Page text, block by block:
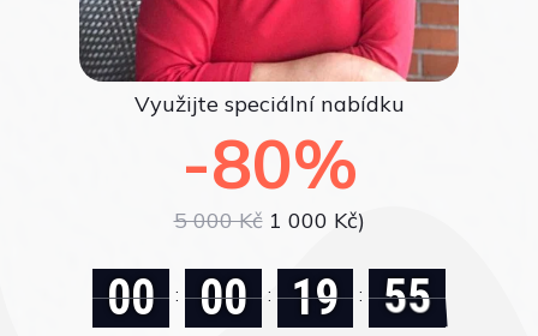
Využijte speciální nabídku
-80%
5 000 Kč1 000 Kč)
00 : 00 : 19 : 55